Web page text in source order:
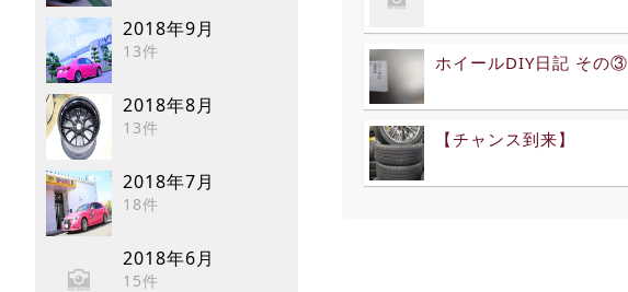
2018年9月
13件
2018年8月
13件
2018年7月
18件
2018年6月
15件
ホイールDIY日記 その③
【チャンス到来】